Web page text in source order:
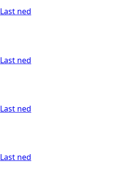
Last ned
Last ned
Last ned
Last ned